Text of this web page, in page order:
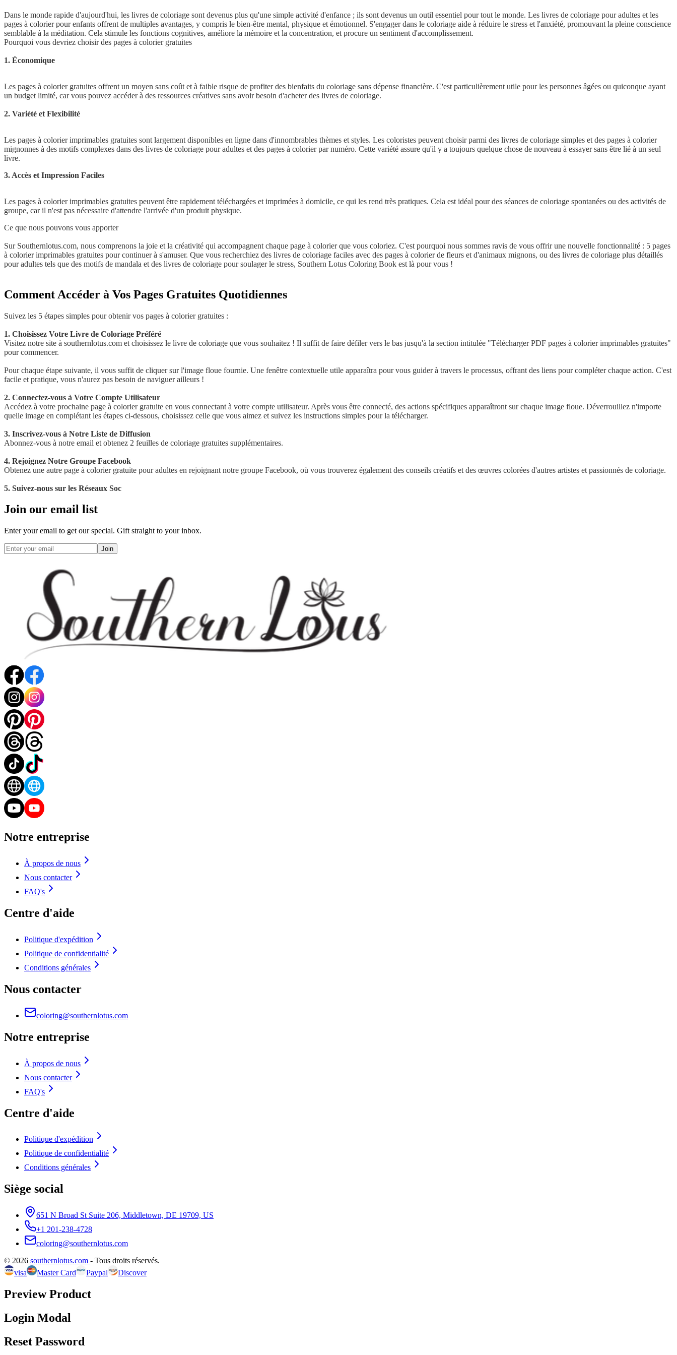
Dans le monde rapide d'aujourd'hui, les livres de coloriage sont devenus plus qu'une simple activité d'enfance ; ils sont devenus un outil essentiel pour tout le monde. Les livres de coloriage pour adultes et les
pages à colorier pour enfants offrent de multiples avantages, y compris le bien-être mental, physique et émotionnel. S'engager dans le coloriage aide à réduire le stress et l'anxiété, promouvant la pleine conscience
semblable à la méditation. Cela stimule les fonctions cognitives, améliore la mémoire et la concentration, et procure un sentiment d'accomplissement.
Pourquoi vous devriez choisir des pages à colorier gratuites
1. Économique
Les pages à colorier gratuites offrent un moyen sans coût et à faible risque de profiter des bienfaits du coloriage sans dépense financière. C'est particulièrement utile pour les personnes âgées ou quiconque ayant
un budget limité, car vous pouvez accéder à des ressources créatives sans avoir besoin d'acheter des livres de coloriage.
2. Variété et Flexibilité
Les pages à colorier imprimables gratuites sont largement disponibles en ligne dans d'innombrables thèmes et styles. Les coloristes peuvent choisir parmi des livres de coloriage simples et des pages à colorier
mignonnes à des motifs complexes dans des livres de coloriage pour adultes et des pages à colorier par numéro. Cette variété assure qu'il y a toujours quelque chose de nouveau à essayer sans être lié à un seul
livre.
3. Accès et Impression Faciles
Les pages à colorier imprimables gratuites peuvent être rapidement téléchargées et imprimées à domicile, ce qui les rend très pratiques. Cela est idéal pour des séances de coloriage spontanées ou des activités de
groupe, car il n'est pas nécessaire d'attendre l'arrivée d'un produit physique.
Ce que nous pouvons vous apporter
Sur Southernlotus.com, nous comprenons la joie et la créativité qui accompagnent chaque page à colorier que vous coloriez. C'est pourquoi nous sommes ravis de vous offrir une nouvelle fonctionnalité : 5 pages
à colorier imprimables gratuites pour continuer à s'amuser. Que vous recherchiez des livres de coloriage faciles avec des pages à colorier de fleurs et d'animaux mignons, ou des livres de coloriage plus détaillés
pour adultes tels que des motifs de mandala et des livres de coloriage pour soulager le stress, Southern Lotus Coloring Book est là pour vous !
Comment Accéder à Vos Pages Gratuites Quotidiennes
Suivez les 5 étapes simples pour obtenir vos pages à colorier gratuites :
1. Choisissez Votre Livre de Coloriage Préféré
Visitez notre site à southernlotus.com et choisissez le livre de coloriage que vous souhaitez ! Il suffit de faire défiler vers le bas jusqu'à la section intitulée "Télécharger PDF pages à colorier imprimables gratuites"
pour commencer.
Pour chaque étape suivante, il vous suffit de cliquer sur l'image floue fournie. Une fenêtre contextuelle utile apparaîtra pour vous guider à travers le processus, offrant des liens pour compléter chaque action. C'est
facile et pratique, vous n'aurez pas besoin de naviguer ailleurs !
2. Connectez-vous à Votre Compte Utilisateur
Accédez à votre prochaine page à colorier gratuite en vous connectant à votre compte utilisateur. Après vous être connecté, des actions spécifiques apparaîtront sur chaque image floue. Déverrouillez n'importe
quelle image en complétant les étapes ci-dessous, choisissez celle que vous aimez et suivez les instructions simples pour la télécharger.
3. Inscrivez-vous à Notre Liste de Diffusion
Abonnez-vous à notre email et obtenez 2 feuilles de coloriage gratuites supplémentaires.
4. Rejoignez Notre Groupe Facebook
Obtenez une autre page à colorier gratuite pour adultes en rejoignant notre groupe Facebook, où vous trouverez également des conseils créatifs et des œuvres colorées d'autres artistes et passionnés de coloriage.
5. Suivez-nous sur les Réseaux Soc
Join our email list
Enter your email to get our special. Gift straight to your inbox.
Join
Notre entreprise
À propos de nous
Nous contacter
FAQ's
Centre d'aide
Politique d'expédition
Politique de confidentialité
Conditions générales
Nous contacter
coloring@southernlotus.com
Notre entreprise
À propos de nous
Nous contacter
FAQ's
Centre d'aide
Politique d'expédition
Politique de confidentialité
Conditions générales
Siège social
651 N Broad St Suite 206, Middletown, DE 19709, US
+1 201-238-4728
coloring@southernlotus.com
© 2026 southernlotus.com - Tous droits réservés.
visa
Master Card Paypal Discover
Preview Product
Login Modal
Reset Password